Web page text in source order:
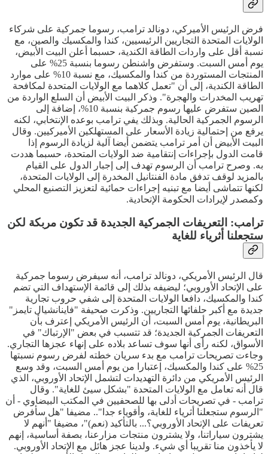
فرض الرئيس الأميركي، دونالد ترامب، رسوما جمركية على شركاء
الولايات المتحدة التجاريين الرئيسيين، كندا والمكسيك والصين، مع
نسبة أقل على واردات الطاقة الكندية، حسبما أعلن البيت الأبيض،
يوم أمس السبت. وستفرض واشنطن رسوما بنسبة 25% على
المنتجات المستوردة من كندا والمكسيك، مع نسبة 10% على موارد
الطاقة الكندية، إلى أن "تعمل كلاهما مع الولايات المتحدة لمكافحة
تهريب المخدرات والهجرة". وذكر البيت الأبيض أن السلع الواردة من
الصين ستفرض عليها رسوم جمركية بنسبة 10%، إضافة إلى
الرسوم الجمركية الحالية. وبذلك يفي ترامب بوعده الإنتخابي، لكنه
يرفع من إحتمالية زيادة الأسعار على المستهلكين الأميركيين. وقال
البيت الأبيض أن أمر ترامب يتضمن أيضا آلية لزيادة الرسوم إذا
قامت الدول بإجراءات إنتقامية ضد الولايات المتحدة، حسبما هددت
به. وصرح ترامب أن الرسوم تهدف إلى إجبار الدول على القيام
بالمزيد لوقف تدفق مادة الفنتانيل المخدرة إلى الولايات المتحدة،
لكنها تتماشى أيضا مع تبنيه إجراءات حمائية لتعزيز التصنيع المحلي
وكمصدر لإيرادات الحكومة الإتحادية.
ترامب: التعريفات الجمركية الجديدة قد تكون مربكة لكن
ستجعلنا أثرياء للغاية
قال الرئيس الأمريكي، دونالد ترامب، أنه سيفرض رسوما جمركية
على الإتحاد الأوروبي؛ ليضيفه بذلك إلى قائمة الإستهداف التي تضم
كندا والمكسيك، دافعا الولايات المتحدة إلى شفي حروب تجارية
جديدة مع أكبر حلفائها التجاريين. وذكرت صحيفة "فاينانشيال تايمز"
البريطانية، يوم أمس السبت، أن الرئيس الأمريكي إعترف بأن
التعريفات الجمركية الجديدة؛ قد تتسبب في بعض "الإرتباك" في
الأسواق، لكنه رأى أنها سوف تساعد بلاده على إنهاء عجزها التجاري.
وجاءت تصريحات ترامب مع بدء سريان خطته لفرض رسوم نسبتها
25% على كندا والمكسيك، إعتبارا من يوم أمس السبت، وقد وسع
الرئيس الأمريكي من دائرة التهديدات لتشمل الإتحاد الأوروبي، الذي
قال أنه تعامل مع الولايات المتحدة "بشكل سيئ للغاية". وقال
ترامب - في تصريحات أدلى بها للصحفيين في المكتب البيضاوي - أن
"الرسوم ستجعلنا أثرياء للغاية، وأقوياء جدا".. مضيفا "هل سأفرض
تعريفات على الإتحاد الأوروبي؟... بالتأكيد (نعم)"، مضيفا "أنهم لا
يشترون سياراتنا، ولا يشترون منتجات مزارعنا، بصفة أساسية، إنهم
لا يأخذون منا تقريبا أي شيء. ولدينا عجز هائل مع الإتحاد الأوروبي.